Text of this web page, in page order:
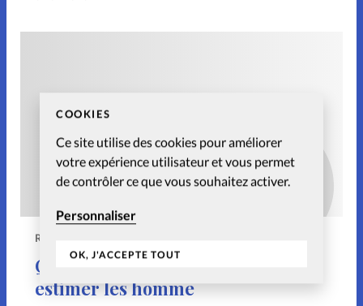
COOKIES
Ce site utilise des cookies pour améliorer
votre expérience utilisateur et vous permet
de contrôler ce que vous souhaitez activer.
Personnaliser
OK, J'ACCEPTE TOUT
RELATIONS
Quand on ne parvient plus à
estimer les homme